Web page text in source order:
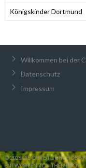
Königskinder Dortmund
Willkommen bei der
Datenschutz
Impressum
© 2026 DIE CHRISTLICHE
ENTWORFEN VON THEMEBOY